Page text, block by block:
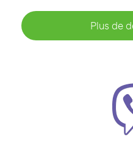
Plus de